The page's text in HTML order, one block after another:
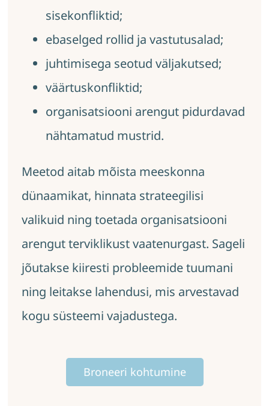
sisekonfliktid;
ebaselged rollid ja vastutusalad;
juhtimisega seotud väljakutsed;
väärtuskonfliktid;
organisatsiooni arengut pidurdavad
nähtamatud mustrid.
Meetod aitab mõista meeskonna
dünaamikat, hinnata strateegilisi
valikuid ning toetada organisatsiooni
arengut terviklikust vaatenurgast. Sageli
jõutakse kiiresti probleemide tuumani
ning leitakse lahendusi, mis arvestavad
kogu süsteemi vajadustega.
Broneeri kohtumine